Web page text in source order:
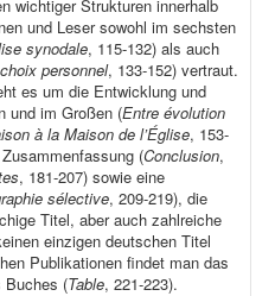
wichtiger Strukturen innerhalb
und Leser sowohl im sechsten
synodale, 115-132) als auch
personnel, 133-152) vertraut.
es um die Entwicklung und
und im Großen (Entre évolution
à la Maison de l’Église, 153-
(Conclusion,
, 181-207) sowie eine
sélective, 209-219), die
Titel, aber auch zahlreiche
einzigen deutschen Titel
Publikationen findet man das
Buches (Table, 221-223).